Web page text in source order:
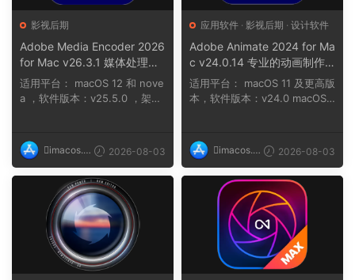
影视后期
Adobe Media Encoder 2026
for Mac v26.3.1 媒体处理工
具
适用平台： macOS 12 和 nove
a ，软件版本：v25.5.0 ，架
imacos.t
op
2026-08-03
应用软件 · 影视后期 · 设计软件
Adobe Animate 2024 for Ma
c v24.0.14 专业的动画制作
软件
适用平台： macOS 11 及更高版
本，软件版本：v24.0 macOS 1
imacos.t
op
2026-08-03